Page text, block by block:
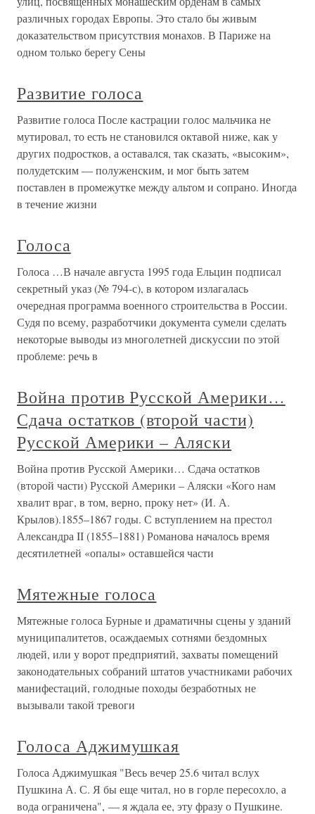
различных городах Европы. Это стало бы живым
доказательством присутствия монахов. В Париже на
одном только берегу Сены
Развитие голоса
Развитие голоса После кастрации голос мальчика не
мутировал, то есть не становился октавой ниже, как у
других подростков, а оставался, так сказать, «высоким»,
полудетским — полуженским, и мог быть затем
поставлен в промежутке между альтом и сопрано. Иногда
в течение жизни
Голоса
Голоса …В начале августа 1995 года Ельцин подписал
секретный указ (№ 794-с), в котором излагалась
очередная программа военного строительства в России.
Судя по всему, разработчики документа сумели сделать
некоторые выводы из многолетней дискуссии по этой
проблеме: речь в
Война против Русской Америки…
Сдача остатков (второй части)
Русской Америки – Аляски
Война против Русской Америки… Сдача остатков
(второй части) Русской Америки – Аляски «Кого нам
хвалит враг, в том, верно, проку нет» (И. А.
Крылов).1855–1867 годы. С вступлением на престол
Александра II (1855–1881) Романова началось время
десятилетней «опалы» оставшейся части
Мятежные голоса
Мятежные голоса Бурные и драматичны сцены у зданий
муниципалитетов, осаждаемых сотнями бездомных
людей, или у ворот предприятий, захваты помещений
законодательных собраний штатов участниками рабочих
манифестаций, голодные походы безработных не
вызывали такой тревоги
Голоса Аджимушкая
Голоса Аджимушкая "Весь вечер 25.6 читал вслух
Пушкина А. С. Я бы еще читал, но в горле пересохло, а
вода ограничена", — я ждала ее, эту фразу о Пушкине.